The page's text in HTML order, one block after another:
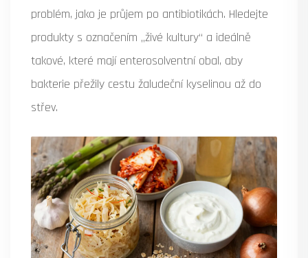
problém, jako je průjem po antibiotikách. Hledejte
produkty s označením „živé kultury“ a ideálně
takové, které mají enterosolventní obal, aby
bakterie přežily cestu žaludeční kyselinou až do
střev.